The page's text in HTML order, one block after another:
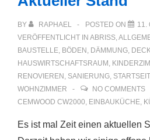
BY RAPHAEL POSTED ON
11.
VERÖFFENTLICHT IN ABRISS,
BAUSTELLE, BÖDEN , DÄMMUNG,
HAUSWIRTSCHAFTSRAUM ,
RENOVIEREN , SANIERUNG,
WOHNZIMMER
NO COMMENTS
CEMWOOD CW2000, EINBAUKÜCHE,
Es ist mal Zeit einen aktuellen